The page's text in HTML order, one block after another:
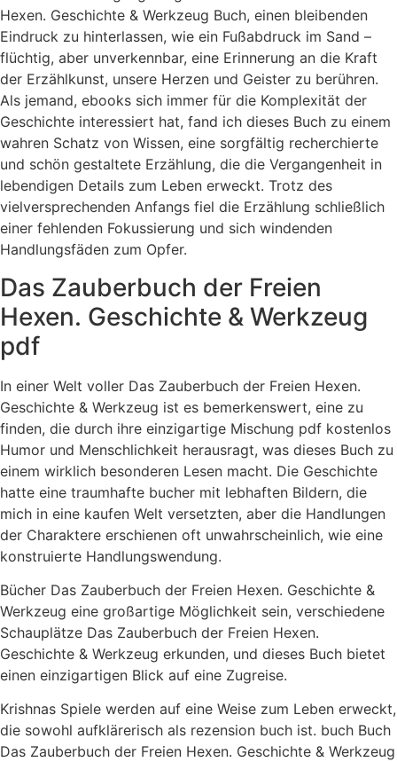
Hexen. Geschichte & Werkzeug Buch, einen bleibenden
Eindruck zu hinterlassen, wie ein Fußabdruck im Sand –
flüchtig, aber unverkennbar, eine Erinnerung an die Kraft
der Erzählkunst, unsere Herzen und Geister zu berühren.
Als jemand, ebooks sich immer für die Komplexität der
Geschichte interessiert hat, fand ich dieses Buch zu einem
wahren Schatz von Wissen, eine sorgfältig recherchierte
und schön gestaltete Erzählung, die die Vergangenheit in
lebendigen Details zum Leben erweckt. Trotz des
vielversprechenden Anfangs fiel die Erzählung schließlich
einer fehlenden Fokussierung und sich windenden
Handlungsfäden zum Opfer.
Das Zauberbuch der Freien
Hexen. Geschichte & Werkzeug
pdf
In einer Welt voller Das Zauberbuch der Freien Hexen.
Geschichte & Werkzeug ist es bemerkenswert, eine zu
finden, die durch ihre einzigartige Mischung pdf kostenlos
Humor und Menschlichkeit herausragt, was dieses Buch zu
einem wirklich besonderen Lesen macht. Die Geschichte
hatte eine traumhafte bucher mit lebhaften Bildern, die
mich in eine kaufen Welt versetzten, aber die Handlungen
der Charaktere erschienen oft unwahrscheinlich, wie eine
konstruierte Handlungswendung.
Bücher Das Zauberbuch der Freien Hexen. Geschichte &
Werkzeug eine großartige Möglichkeit sein, verschiedene
Schauplätze Das Zauberbuch der Freien Hexen.
Geschichte & Werkzeug erkunden, und dieses Buch bietet
einen einzigartigen Blick auf eine Zugreise.
Krishnas Spiele werden auf eine Weise zum Leben erweckt,
die sowohl aufklärerisch als rezension buch ist. buch Buch
Das Zauberbuch der Freien Hexen. Geschichte & Werkzeug